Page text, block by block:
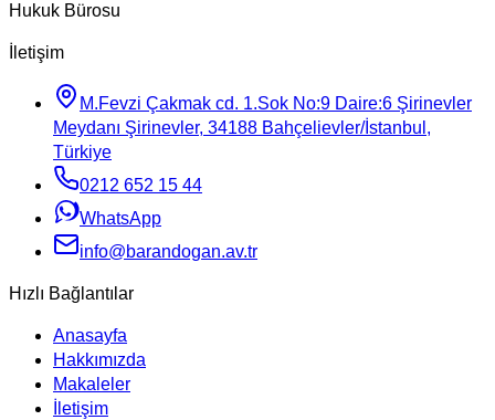
Hukuk Bürosu
İletişim
M.Fevzi Çakmak cd. 1.Sok No:9 Daire:6 Şirinevler
Meydanı Şirinevler, 34188 Bahçelievler/İstanbul,
Türkiye
0212 652 15 44
WhatsApp
info@barandogan.av.tr
Hızlı Bağlantılar
Anasayfa
Hakkımızda
Makaleler
İletişim